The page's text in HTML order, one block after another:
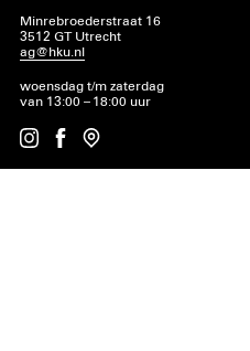
Minrebroederstraat 16
3512 GT Utrecht
ag@hku.nl
woensdag t/m zaterdag
van 13:00 – 18:00 uur